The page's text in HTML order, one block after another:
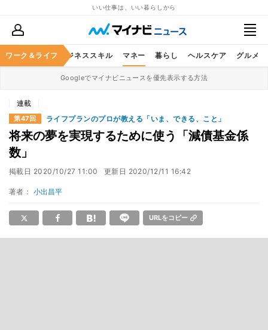
いい仕事は、いい暮らしから
ワーク＆ライフ
キャリア ビジネススキル マネー 暮らし ヘルスケア グルメ
Googleでマイナビニュースを優先表示する方法
連載
第47回 ライフプランのプロが教える「いま、できる、こと」
将来の夢を実現するために使う「減債基金係
数」
掲載日 2020/10/27 11:00 更新日 2020/12/11 16:42
著者： 小出昌平
URLをコピー